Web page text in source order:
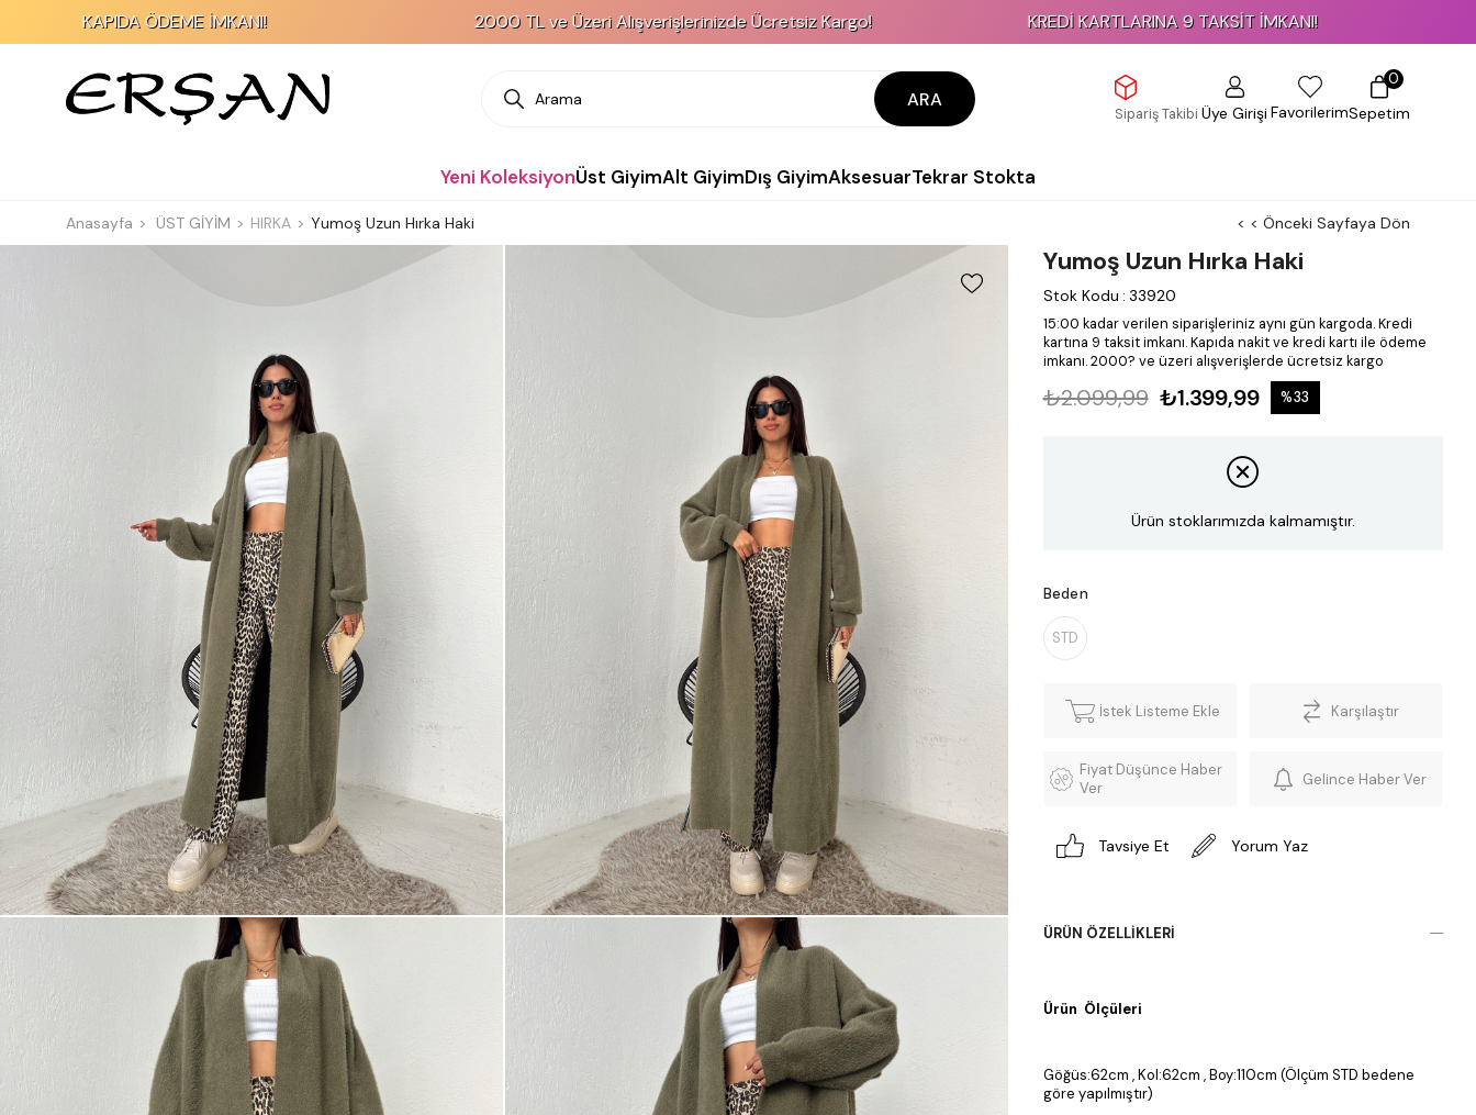
ÖDEME İMKANI! 2000 TL ve Üzeri Alışverişlerinizde Ücretsiz Kargo! KREDİ KARTLARINA 9 TAKSİT İMKANI!
ARA
Sipariş Takibi Üye GirişiFavorilerimSepetim
0
Yeni KoleksiyonÜst GiyimAlt GiyimDış GiyimAksesuarTekrar Stokta
Anasayfa ÜST GİYİM HIRKA Yumoş Uzun Hırka Haki < < Önceki Sayfaya Dön
Yumoş Uzun Hırka Haki
Stok Kodu : 33920
15:00 kadar verilen siparişleriniz aynı gün kargoda. Kredi
kartına 9 taksit imkanı. Kapıda nakit ve kredi kartı ile ödeme
imkanı. 2000? ve üzeri alışverişlerde ücretsiz kargo
₺2.099,99 ₺1.399,99 %33
Ürün stoklarımızda kalmamıştır.
Beden
STD
İstek Listeme Ekle Karşılaştır
Fiyat Düşünce Haber
Ver
Gelince Haber Ver
Tavsiye Et Yorum Yaz
ÜRÜN ÖZELLIKLERI
Ürün Ölçüleri
Göğüs:62cm , Kol:62cm , Boy:110cm (Ölçüm STD bedene
göre yapılmıştır)